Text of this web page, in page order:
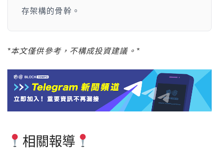
存架構的骨幹。
*本文僅供參考，不構成投資建議。*
相關報導